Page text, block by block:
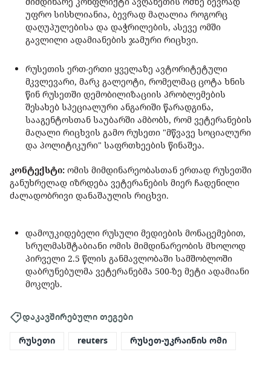
უფრო სისხლიანია, ბევრად მაღალია როგორც
დაღუპულებისა და დაჭრილების, ასევე ომში
გავლილი ადამიანების ჯამური რიცხვი.
რუსეთის ერთ-ერთი ყველაზე ავტორიტეტული
მკვლევარი, მარკ გალეოტი, რომელმაც ცოტა ხნის
წინ რუსეთში დემობილიზაციის პრობლემების
შესახებ სპეციალური ანგარიში წარადგინა,
სააგენტოსთან საუბარში ამბობს, რომ ვეტერანების
მაღალი რიცხვის გამო რუსეთი "მწვავე სოციალური
და პოლიტიკური" საფრთხეების წინაშეა.
კონტექსტი: ომის მიმდინარეობასთან ერთად რუსეთში
განუხრელად იზრდება ვეტერანების მიერ ჩადენილი
ძალადობრივი დანაშაულის რიცხვი.
დამოუკიდებელი რუსული მედიების მონაცემებით,
სრულმასშტაბიანი ომის მიმდინარეობის მხოლოდ
პირველი 2.5 წლის განმავლობაში სამშობლოში
დაბრუნებულმა ვეტერანებმა 500-ზე მეტი ადამიანი
მოკლეს.
დაკავშირებული თეგები
რუსეთი reuters რუსეთ-უკრაინის ომი